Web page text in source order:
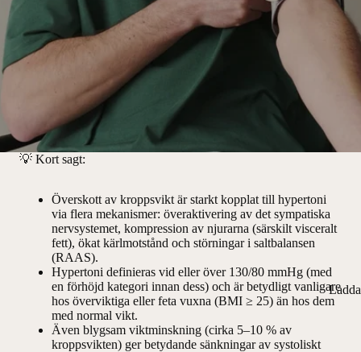
💡 Kort sagt:
Överskott av kroppsvikt är starkt kopplat till hypertoni
via flera mekanismer: överaktivering av det sympatiska
nervsystemet, kompression av njurarna (särskilt visceralt
fett), ökat kärlmotstånd och störningar i saltbalansen
(RAAS).
Hypertoni definieras vid eller över 130/80 mmHg (med
en förhöjd kategori innan dess) och är betydligt vanligare
hos överviktiga eller feta vuxna (BMI ≥ 25) än hos dem
med normal vikt.
Även blygsam viktminskning (cirka 5–10 % av
kroppsvikten) ger betydande sänkningar av systoliskt